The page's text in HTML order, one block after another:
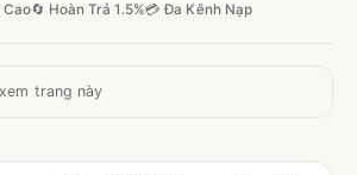
Cao🔄 Hoàn Trả 1.5%💳 Đa Kênh Nạp
trang này